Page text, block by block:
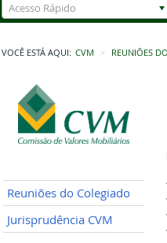
Acesso Rápido
VOCÊ ESTÁ AQUI: CVM REUNIÕES
Reuniões do Colegiado
Jurisprudência CVM